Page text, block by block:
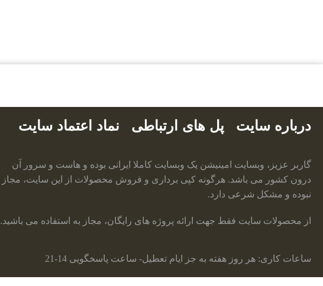
درباره سایت پل های ارتباطی نماد اعتماد سایت
گاربر عزیز، وبسایت امینیشن یک وبسایت کاملا ایرانی بوده و هاست و سرور آن
درون کشور می باشد. هرگونه کپی برداری و فروش محصولات از این سایت، مجاز
نبوده و مشکل شرعی دارد.
از محصولات سایت فقط جهت ارائه پروژه های رایگان، مجاز به استفاده می باشید.
ساعات کاری: هر روز هفته به جز ایام تعطیل- ساعت پاسخگویی 14-21